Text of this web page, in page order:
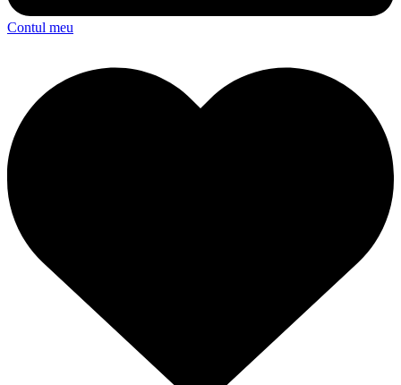
Contul meu